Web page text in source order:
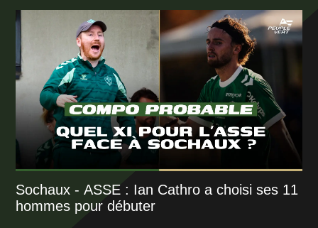
Sochaux - ASSE : Ian Cathro a choisi ses 11
hommes pour débuter